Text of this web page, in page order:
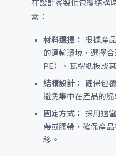
在設計客製化包覆結構
素：
材料選擇： 根據產
的運輸環境，選擇
PE）、瓦楞紙板或
結構設計： 確保包
避免集中在產品的脆
固定方式： 採用適
帶或膠帶，確保產
移。